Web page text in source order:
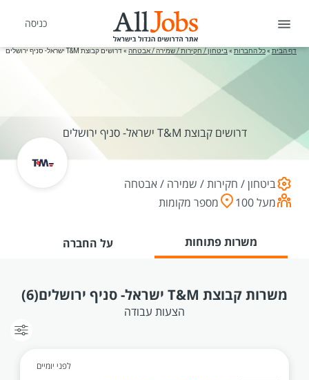
כניסה
דף הבית »כל החברות » ביטחון / חקירות / שמירה / אבטחה»דרושים קבוצת T&M ישראל- סניף ירושלים
דרושים קבוצת T&M ישראל- סניף ירושלים
ביטחון / חקירות / שמירה / אבטחה
מעל 100
מספר מקומות
משרות פתוחות על החברה
משרות קבוצת T&M ישראל- סניף ירושלים (6)
הצעות עבודה
לפני יומיים